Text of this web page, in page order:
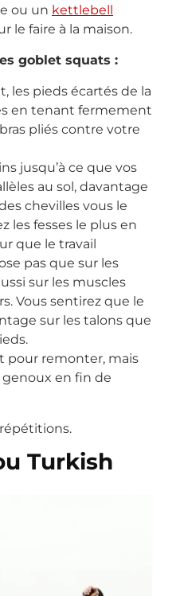
ou un kettlebell
le faire à la maison.
goblet squats :
les pieds écartés de la
en tenant fermement
pliés contre votre
jusqu’à ce que vos
au sol, davantage
chevilles vous le
les fesses le plus en
que le travail
pas que sur les
sur les muscles
Vous sentirez que le
sur les talons que
pour remonter, mais
genoux en fin de
répétitions.
Turkish